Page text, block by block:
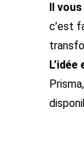
Il
c’est